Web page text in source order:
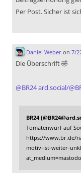
Per Post. Sicher ist
Daniel Weberon 7/
Die Überschrift 🤣
@BR24ard.social/
BR24
Tomatenwurf auf
https://www.br.de/
motiv-ist-weiter-